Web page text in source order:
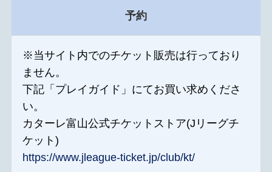
予約
※当サイト内でのチケット販売は行っており
ません。
下記「プレイガイド」にてお買い求めくださ
い。
カターレ富山公式チケットストア(Jリーグチ
ケット)
https://www.jleague-ticket.jp/club/kt/